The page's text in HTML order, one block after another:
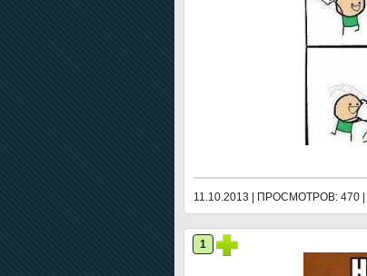
11.10.2013 | ПРОСМОТРОВ: 470
1